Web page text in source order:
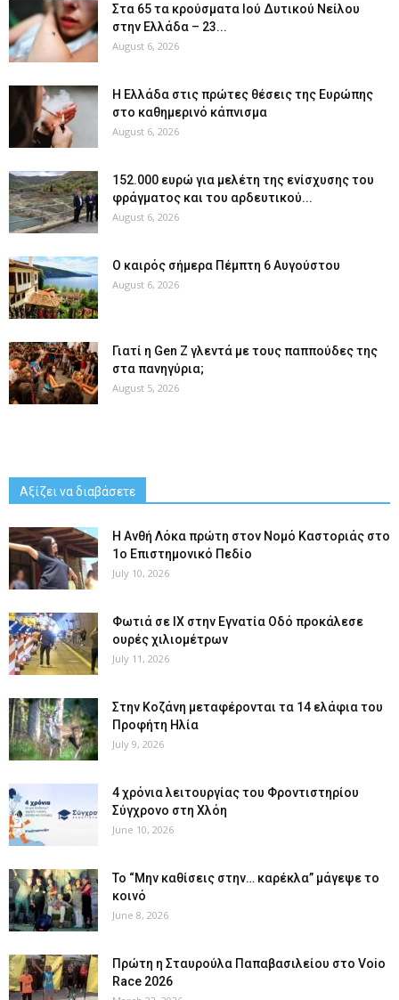
Στα 65 τα κρούσματα Ιού Δυτικού Νείλου
στην Ελλάδα – 23...
August 6, 2026
Η Ελλάδα στις πρώτες θέσεις της Ευρώπης
στο καθημερινό κάπνισμα
August 6, 2026
152.000 ευρώ για μελέτη της ενίσχυσης του
φράγματος και του αρδευτικού...
August 6, 2026
Ο καιρός σήμερα Πέμπτη 6 Αυγούστου
August 6, 2026
Γιατί η Gen Z γλεντά με τους παππούδες της
στα πανηγύρια;
August 5, 2026
Αξίζει να διαβάσετε
Η Ανθή Λόκα πρώτη στον Νομό Καστοριάς στο
1ο Επιστημονικό Πεδίο
July 10, 2026
Φωτιά σε ΙΧ στην Εγνατία Οδό προκάλεσε
ουρές χιλιομέτρων
July 11, 2026
Στην Κοζάνη μεταφέρονται τα 14 ελάφια του
Προφήτη Ηλία
July 9, 2026
4 χρόνια λειτουργίας του Φροντιστηρίου
Σύγχρονο στη Χλόη
June 10, 2026
Το “Μην καθίσεις στην… καρέκλα” μάγεψε το
κοινό
June 8, 2026
Πρώτη η Σταυρούλα Παπαβασιλείου στο Voio
Race 2026